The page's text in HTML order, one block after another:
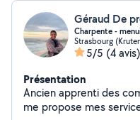
Géraud De
Charpente -
Strasbourg
5/5 (4 avis)
Présentation
Ancien apprenti des
me propose mes